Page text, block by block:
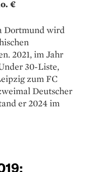
€
Dortmund wird
2021, im Jahr
30-Liste,
zum FC
Deutscher
er 2024 im